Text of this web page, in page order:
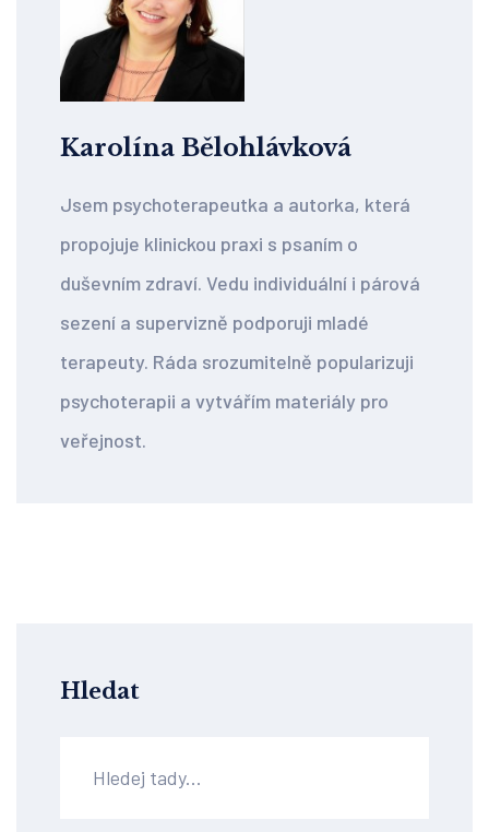
Karolína Bělohlávková
Jsem psychoterapeutka a autorka, která
propojuje klinickou praxi s psaním o
duševním zdraví. Vedu individuální i párová
sezení a supervizně podporuji mladé
terapeuty. Ráda srozumitelně popularizuji
psychoterapii a vytvářím materiály pro
veřejnost.
Hledat